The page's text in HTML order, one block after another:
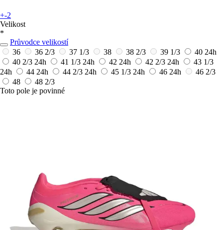
+-2
Velikost
*
Průvodce velikostí
36
36 2/3 37 1/3 38 38 2/3 39 1/3 40 24h
40 2/3 24h 41 1/3 24h 42 24h 42 2/3 24h
43 1/3
24h
44 24h 44 2/3 24h 45 1/3 24h 46 24h
46 2/3
48
48 2/3
Toto pole je povinné